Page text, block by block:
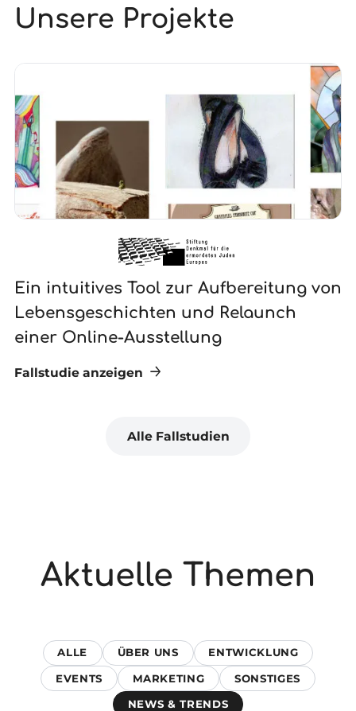
Unsere Projekte
Ein intuitives Tool zur Aufbereitung von
Lebensgeschichten und Relaunch
einer Online-Ausstellung
Fallstudie anzeigen
Alle Fallstudien
Aktuelle Themen
ALLE ÜBER UNS ENTWICKLUNG
EVENTS MARKETING SONSTIGES
NEWS & TRENDS